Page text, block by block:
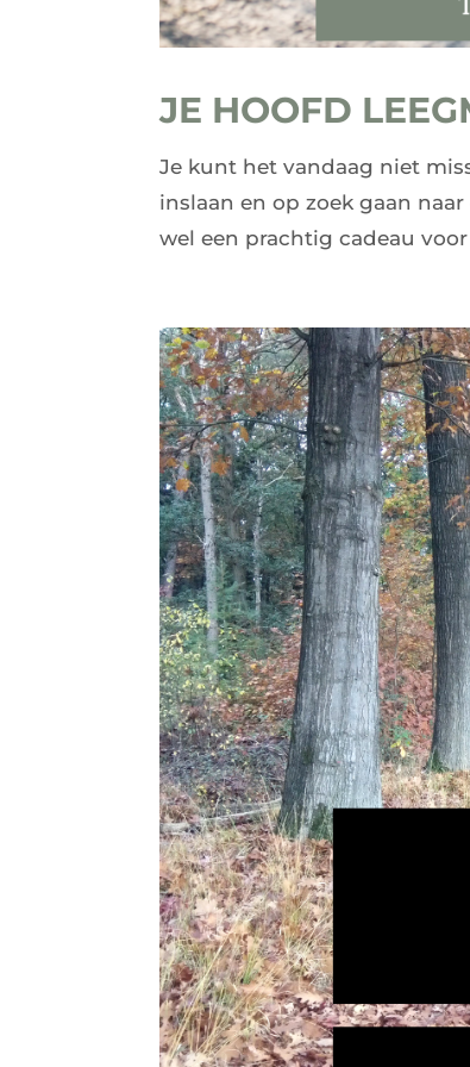
JE HOOFD
Je kunt het vandaag niet
inslaan en op zoek gaan
wel een prachtig cadeau